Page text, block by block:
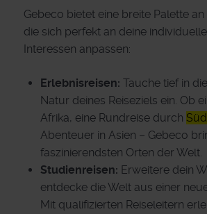
Gebeco bietet eine breite Palette an
die sich perfekt an deine
Interessen anpassen:
Erlebnisreisen: Tauche tief in
Natur deines Reiseziels ein. Ob
Afrika, eine Rundreise durch
Abenteuer in Asien – Gebeco
faszinierendsten Orten der Welt.
Studienreisen: Erweitere dein
entdecke die Welt aus einer
Mit qualifizierten Reiseleitern